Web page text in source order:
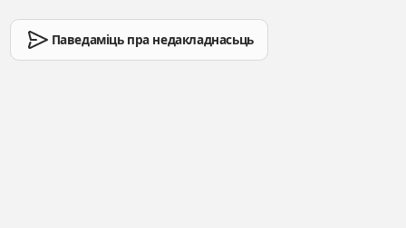
Паведаміць пра недакладнасьць